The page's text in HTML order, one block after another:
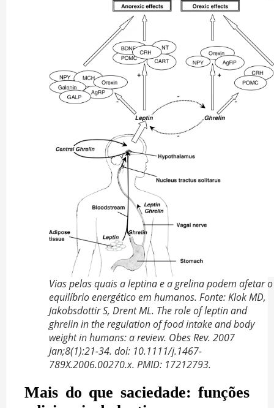
Vias pelas quais a leptina e a grelina podem afetar o
equilíbrio energético em humanos. Fonte: Klok MD,
Jakobsdottir S, Drent ML. The role of leptin and
ghrelin in the regulation of food intake and body
weight in humans: a review. Obes Rev. 2007
Jan;8(1):21-34. doi: 10.1111/j.1467-
789X.2006.00270.x. PMID: 17212793.
Mais do que saciedade: funções